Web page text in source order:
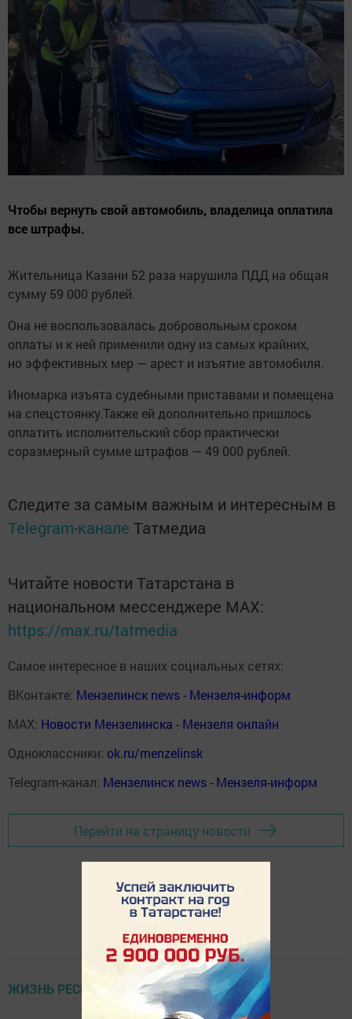
Чтобы вернуть свой автомобиль, владелица оплатила
все штрафы.
Жительница Казани 52 раза нарушила ПДД на общая
сумму 59 000 рублей.
Она не воспользовалась добровольным сроком
оплаты и к ней применили одну из самых крайних,
но эффективных мер — арест и изъятие автомобиля.
Иномарка изъята судебными приставами и помещена
на спецстоянку.Также ей дополнительно пришлось
оплатить исполнительский сбор практически
соразмерный сумме штрафов — 49 000 рублей.
Следите за самым важным и интересным в
Telegram-канале Татмедиа
Читайте новости Татарстана в
национальном мессенджере MАХ:
https://max.ru/tatmedia
Самое интересное в наших социальных сетях:
ВКонтакте: Мензелинск news - Мензеля-информ
MAX: Новости Мензелинска - Мензеля онлайн
Одноклассники: ok.ru/menzelinsk
Telegram-канал: Мензелинск news - Мензеля-информ
Перейти на страницу новости
ЖИЗНЬ РЕСПУБЛИКИ